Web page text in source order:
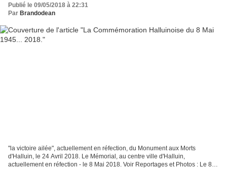
Publié le 09/05/2018 à 22:31
Par Brandodean
"la victoire ailée", actuellement en réfection, du Monument aux Morts
d'Halluin, le 24 Avril 2018. Le Mémorial, au centre ville d'Halluin,
actuellement en réfection - le 8 Mai 2018. Voir Reportages et Photos : Le 8